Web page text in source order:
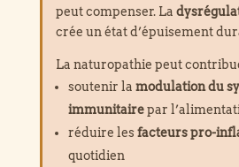
peut compenser. La
crée un état d’épuisement
La naturopathie peut
soutenir la modulation du
immunitairepar
réduire lesfacteurs pro-
quotidien